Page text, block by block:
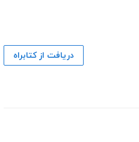
دریافت از کتابراه